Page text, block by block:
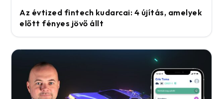
Az évtized fintech kudarcai: 4 újítás, amelyek
előtt fényes jövő állt